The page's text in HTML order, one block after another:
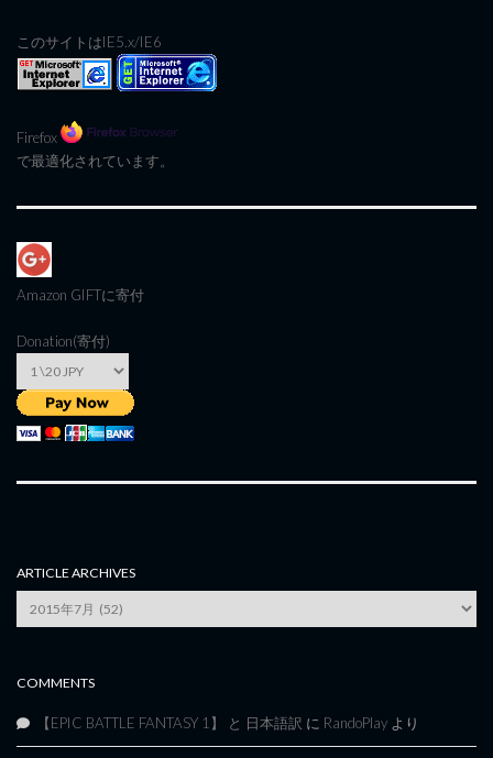
このサイトはIE5.x/IE6
Firefox
で最適化されています。
Amazon GIFTに寄付
Donation(寄付)
ARTICLE ARCHIVES
Archives
COMMENTS
【EPIC BATTLE FANTASY 1】 と 日本語訳 に RandoPlay より